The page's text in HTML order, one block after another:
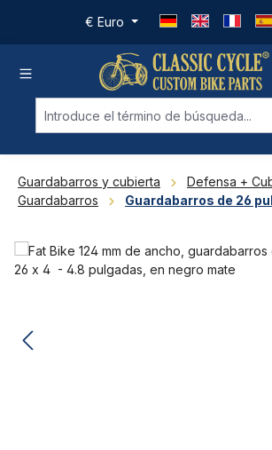
Saltar al contenido principal
€ Euro
Guardabarros y cubierta
Defensa +
Guardabarros
Guardabarros de 26
Omitir galería de imágenes